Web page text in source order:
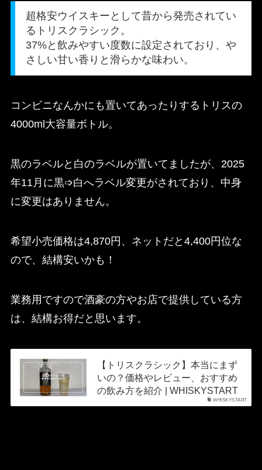
超格安ウイスキーとして昔から発売されてい
るトリスクラシック。
37%と飲みやすい度数に設定されており、や
さしい甘い香りと滑らかな味わい。
コンビニなんかにも置いてあったりするトリスの
4000ml大容量ボトル。
黒のラベルと白のラベルが置いてましたが、2025
年11月に黒➩白へラベル変更がされており、中身
に変更はありません。
希望小売価格は4,870円、ネットだと4,400円位な
ので、結構安いかも！
業務用ですので酒豪の方やお店で提供している方
は、結構お得だと思います。
WHISKYSTART
【トリスクラシック】本当にまず
いの？価格やレビュー、おすすめ
の飲み方を紹介 | WHISKYSTART